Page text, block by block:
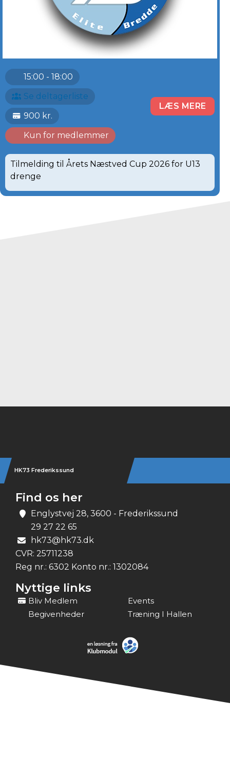
15:00 - 18:00
Se deltagerliste
900 kr.
Kun for medlemmer
LÆS MERE
Tilmelding til Årets Næstved Cup 2026 for U13
drenge
HK73 Frederikssund
Find os her
Englystvej 28, 3600 - Frederikssund
29 27 22 65
hk73@hk73.dk
CVR: 25711238
Reg nr.: 6302 Konto nr.: 1302084
Nyttige links
Bliv Medlem
Events
Begivenheder
Træning I Hallen